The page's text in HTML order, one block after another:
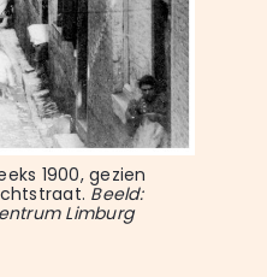
1900, gezien
Beeld:
Limburg